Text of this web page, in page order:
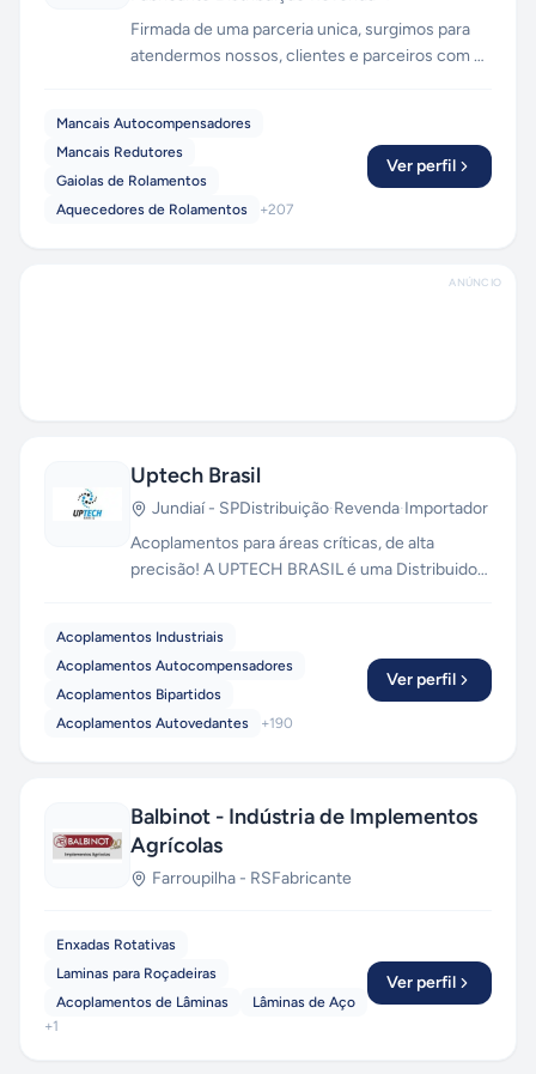
Firmada de uma parceria unica, surgimos para
atendermos nossos, clientes e parceiros com o
promover maior qualidade no mercado de peças
de reposição para a industria.
Mancais Autocompensadores
Mancais Redutores
Gaiolas de Rolamentos
Aquecedores de Rolamentos
+207
Ver perfil
ANÚNCIO
Uptech Brasil
Jundiaí- SPDistribuição·Revenda·Importador
Acoplamentos para áreas críticas, de alta
precisão! A UPTECH BRASIL é uma Distribuidora
estoque grande, com disponibilidade de envio
via aéreo, transportadoras, moto-express,
correios e retirada em loja física! Temos
produtos importados e nacionais, com garantia
Acoplamentos Industriais
Acoplamentos Autocompensadores
Acoplamentos Bipartidos
Acoplamentos Autovedantes
+190
Ver perfil
Balbinot - Indústria de Implementos
Agrícolas
Farroupilha - RSFabricante
Enxadas Rotativas
Laminas para Roçadeiras
Acoplamentos de Lâminas
Lâminas de Aço
+1
Ver perfil